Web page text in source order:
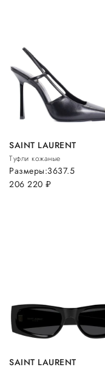
SAINT LAURENT
Туфли кожаные
206 220 руб.
Размеры:3637.5
SAINT LAURENT